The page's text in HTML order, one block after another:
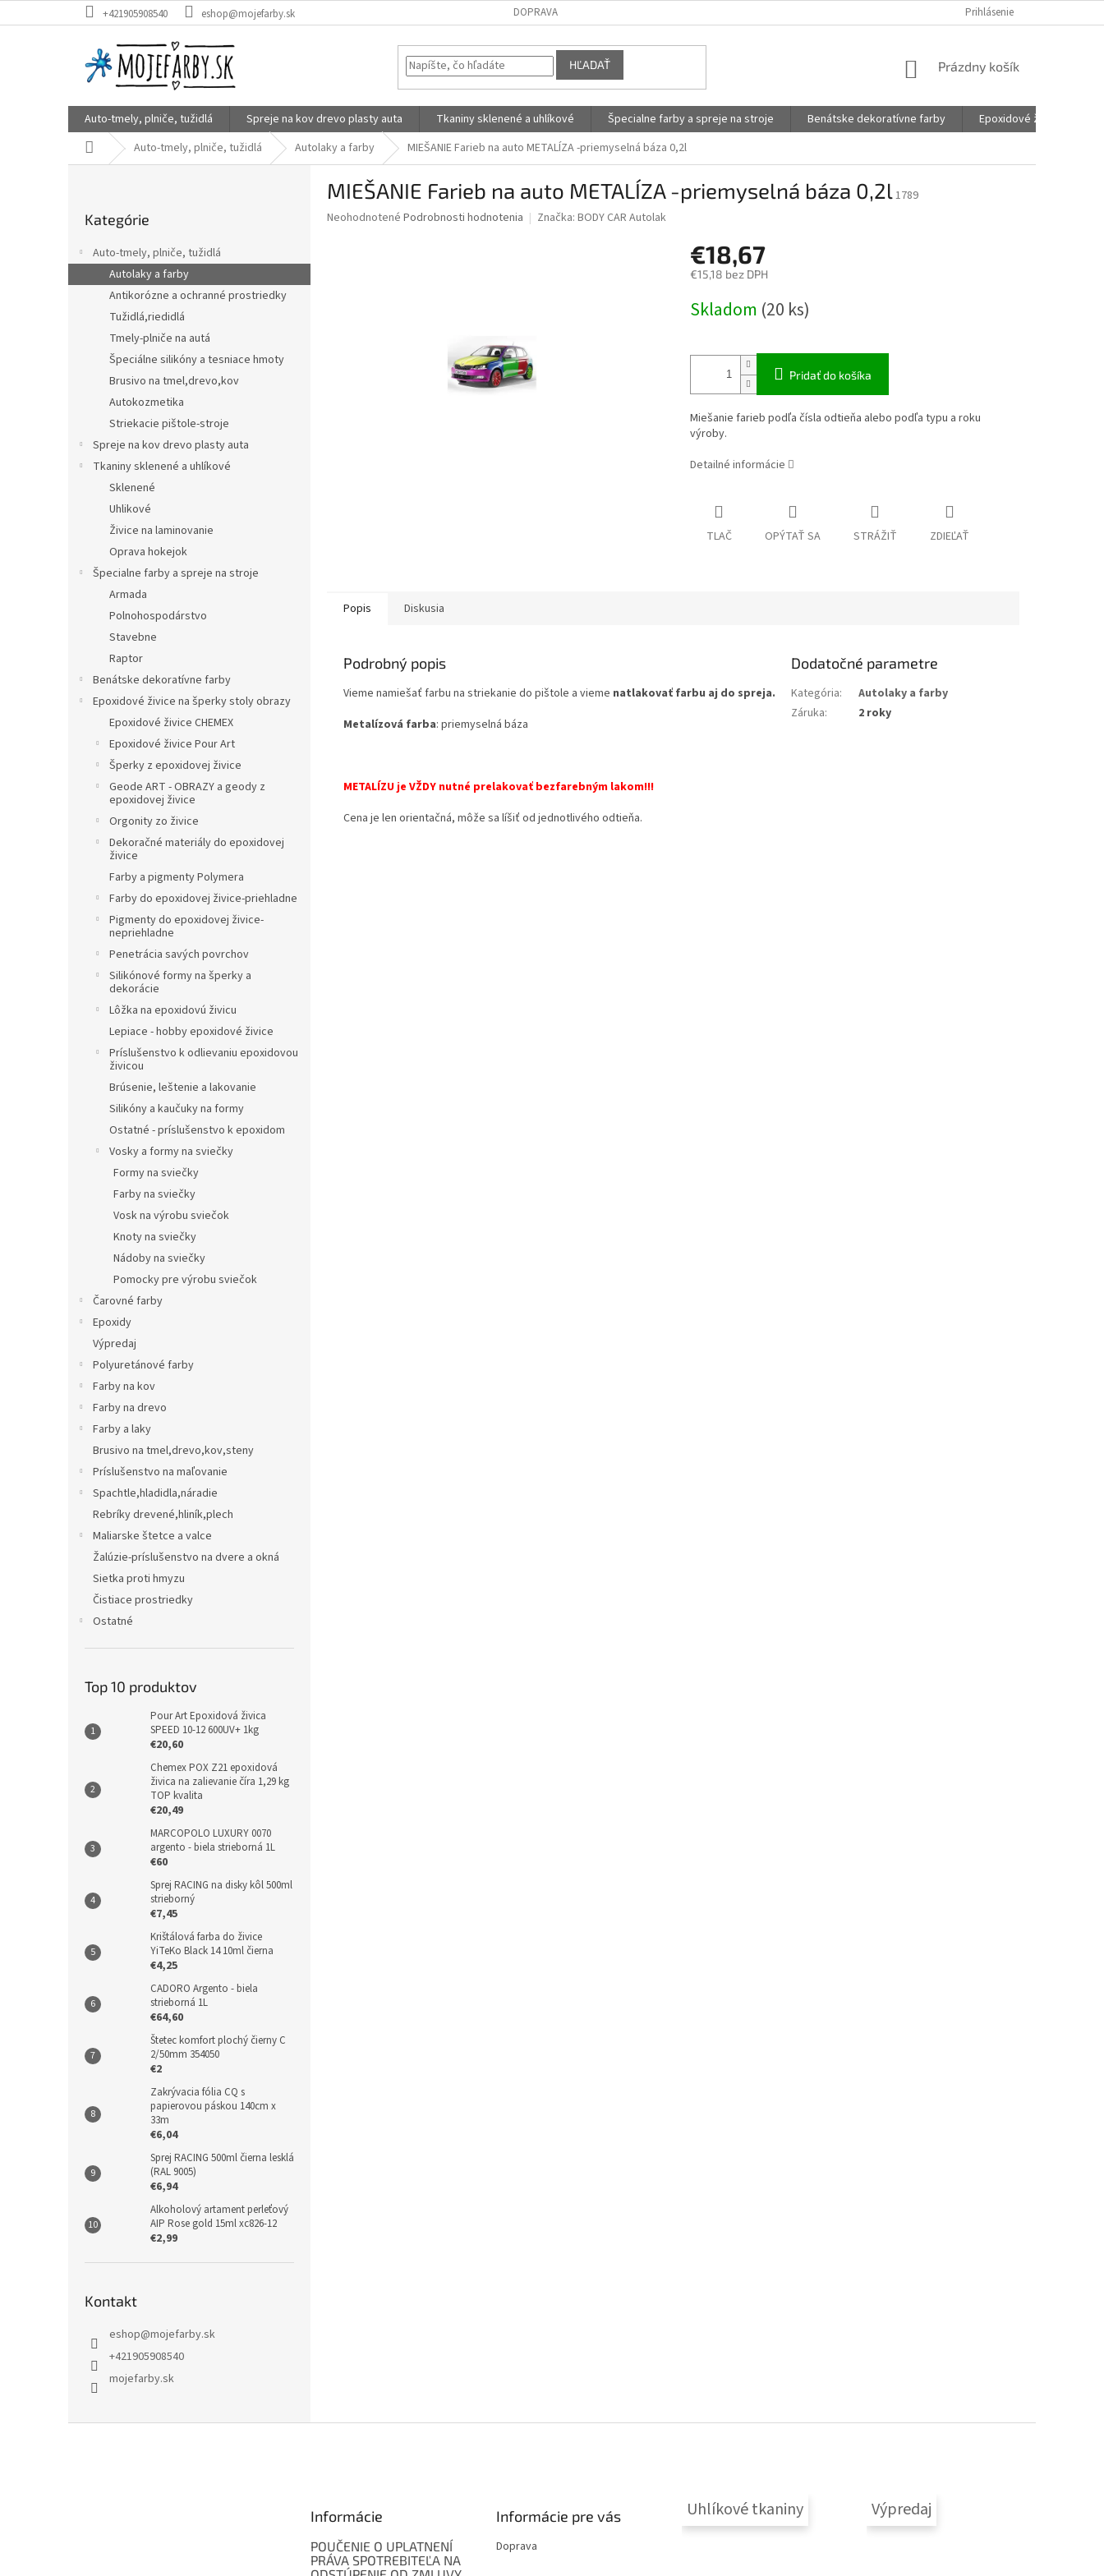
na
+421905908540 eshop@mojefarby.sk DOPRAVA Prihlásenie
HĽADAŤ
NÁKUPNÝ
Prázdny košík
Auto-tmely, plniče, tužidlá Spreje na kov drevo plasty auta Tkaniny sklenené a uhlíkové Špecialne farby a spreje na stroje Benátske dekoratívne farby
Epoxidové živice na
DomovAuto-tmely, plniče, tužidlá Autolaky a farby MIEŠANIE Farieb na auto METALÍZA -priemyselná báza 0,2l
p
a
kategórie
Kategórie
Auto-tmely, plniče, tužidlá
Autolaky a farby
Antikorózne a ochranné prostriedky
Tužidlá,riedidlá
Tmely-plniče na autá
Špeciálne silikóny a tesniace hmoty
Brusivo na tmel,drevo,kov
Autokozmetika
Striekacie pištole-stroje
Spreje na kov drevo plasty auta
Tkaniny sklenené a uhlíkové
Sklenené
Uhlikové
Živice na laminovanie
Oprava hokejok
Špecialne farby a spreje na stroje
Armada
Polnohospodárstvo
Stavebne
Raptor
Benátske dekoratívne farby
Epoxidové živice na šperky stoly obrazy
Epoxidové živice CHEMEX
Epoxidové živice Pour Art
Šperky z epoxidovej živice
Geode ART - OBRAZY a geody z
epoxidovej živice
Orgonity zo živice
Dekoračné materiály do epoxidovej
živice
Farby a pigmenty Polymera
Farby do epoxidovej živice-priehladne
Pigmenty do epoxidovej živice-
nepriehladne
Penetrácia savých povrchov
Silikónové formy na šperky a
dekorácie
Lôžka na epoxidovú živicu
Lepiace - hobby epoxidové živice
Príslušenstvo k odlievaniu epoxidovou
živicou
Brúsenie, leštenie a lakovanie
Silikóny a kaučuky na formy
Ostatné - príslušenstvo k epoxidom
Vosky a formy na sviečky
Formy na sviečky
Farby na sviečky
Vosk na výrobu sviečok
Knoty na sviečky
Nádoby na sviečky
Pomocky pre výrobu sviečok
Čarovné farby
Epoxidy
Výpredaj
Polyuretánové farby
Farby na kov
Farby na drevo
Farby a laky
Brusivo na tmel,drevo,kov,steny
Príslušenstvo na maľovanie
Spachtle,hladidla,náradie
Rebríky drevené,hliník,plech
Maliarske štetce a valce
Žalúzie-príslušenstvo na dvere a okná
Sietka proti hmyzu
Čistiace prostriedky
Ostatné
Top 10 produktov
Pour Art Epoxidová živica
SPEED 10-12 600UV+ 1kg
€20,60
Chemex POX Z21 epoxidová
živica na zalievanie číra 1,29 kg
TOP kvalita
€20,49
MARCOPOLO LUXURY 0070
argento - biela strieborná 1L
€60
Sprej RACING na disky kôl 500ml
strieborný
€7,45
Krištálová farba do živice
YiTeKo Black 14 10ml čierna
€4,25
CADORO Argento - biela
strieborná 1L
€64,60
Štetec komfort plochý čierny C
2/50mm 354050
€2
Zakrývacia fólia CQ s
papierovou páskou 140cm x
33m
€6,04
Sprej RACING 500ml čierna lesklá
(RAL 9005)
€6,94
Alkoholový artament perleťový
AIP Rose gold 15ml xc826-12
€2,99
Kontakt
eshop@mojefarby.sk
+421905908540
mojefarby.sk
MIEŠANIE Farieb na auto METALÍZA -priemyselná báza 0,2l1789
Priemerné
Neohodnotené Podrobnosti hodnotenia Značka: BODY CAR Autolak
€18,67
€15,18 bez DPH
cena:
Skladom (20 ks)
Pridať do košíka
Miešanie farieb podľa čísla odtieňa alebo podľa typu a roku
výroby.
Detailné informácie
TLAČ OPÝTAŤ SA STRÁŽIŤ ZDIEĽAŤ
Popis Diskusia
Podrobný popis
Vieme namiešať farbu na striekanie do pištole a vieme natlakovať farbu aj do spreja.
Metalízová farba: priemyselná báza
METALÍZU je VŽDY nutné prelakovať bezfarebným lakom!!!
Cena je len orientačná, môže sa líšiť od jednotlivého odtieňa.
Dodatočné parametre
Kategória:
Autolaky a farby
Záruka: 2 roky
Informácie
POUČENIE O UPLATNENÍ
PRÁVA SPOTREBITEĽA NA
Informácie pre vás
Doprava
Uhlíkové tkaniny Výpredaj